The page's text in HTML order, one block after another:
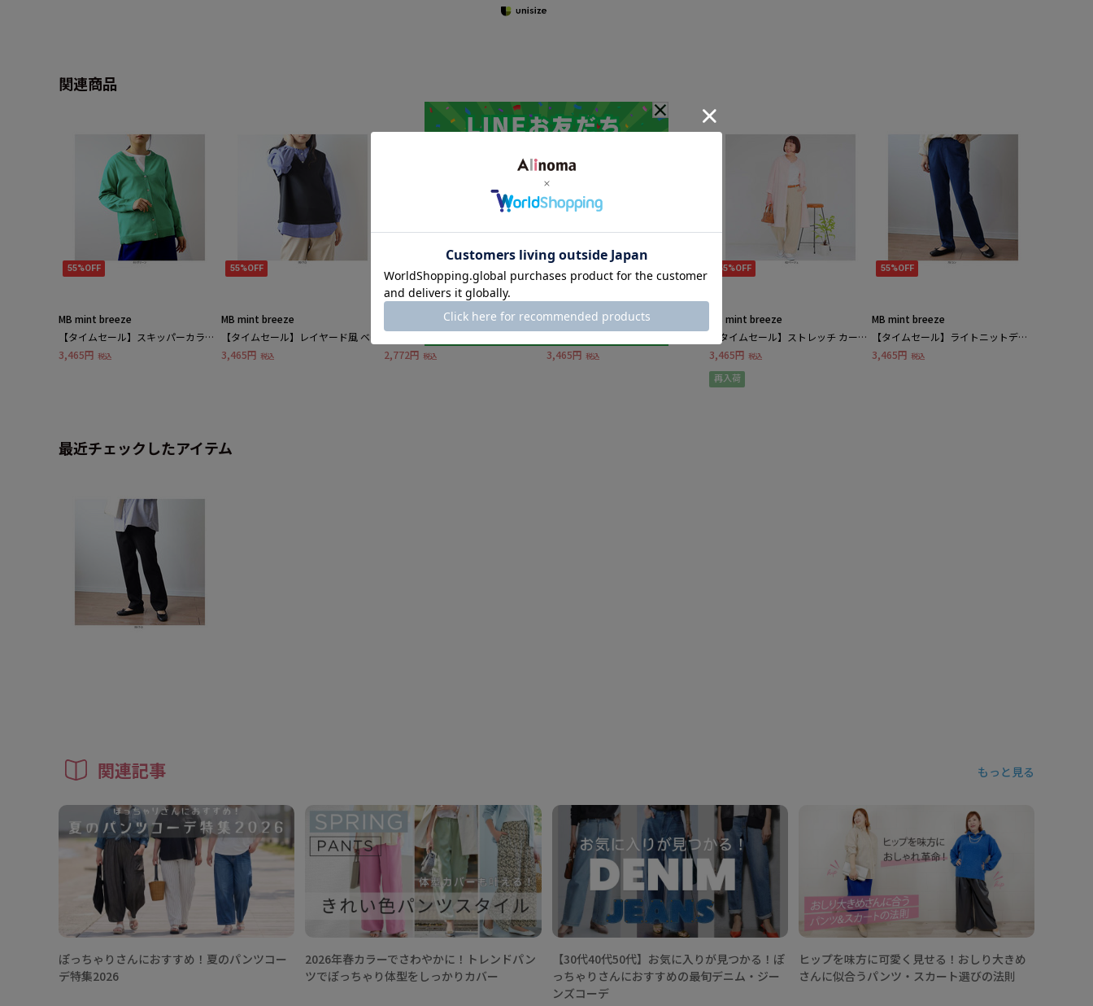
関連商品
55%OFF
MB mint breeze
【タイムセール】スキッパーカラー
ニット カーディガン
3,465円 税込
55%OFF
MB mint breeze
【タイムセール】レイヤード風 ベス
ト シャツ チュニック
3,465円 税込
MB mint breeze
ドタック ブラウス
2,772円 税込
MB mint breeze
ントフリル ストライプ シャツ
3,465円 税込
55%OFF
MB mint breeze
【タイムセール】ストレッチ カーブ
パンツ
3,465円 税込
再入荷
55%OFF
MB mint breeze
【タイムセール】ライトニットデニ
ム レギンス パンツ
3,465円 税込
最近チェックしたアイテム
関連記事 もっと見る
ぽっちゃりさんにおすすめ！夏のパンツコー
デ特集2026
2026年春カラーでさわやかに！トレンドパン
ツでぽっちゃり体型をしっかりカバー
【30代40代50代】お気に入りが見つかる！ぽ
っちゃりさんにおすすめの最旬デニム・ジー
ンズコーデ
ヒップを味方に可愛く見せる！おしり大きめ
さんに似合うパンツ・スカート選びの法則